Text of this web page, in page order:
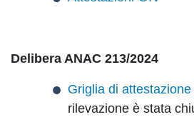
Delibera ANAC 213/2024
Griglia di
rilevazione è stata